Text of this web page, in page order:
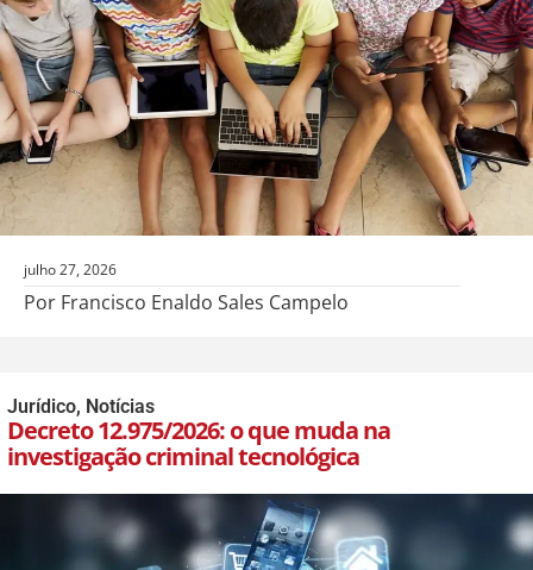
julho 27, 2026
Por Francisco Enaldo Sales Campelo
Jurídico, Notícias
Decreto 12.975/2026: o que muda na
investigação criminal tecnológica